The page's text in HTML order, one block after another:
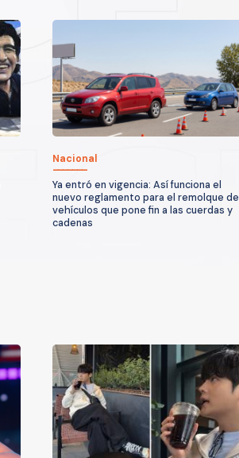
Nacional
Ya entró en vigencia: Así funciona el
nuevo reglamento para el remolque de
vehículos que pone fin a las cuerdas y
cadenas